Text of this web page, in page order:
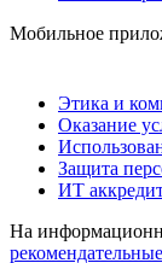
Мобильное
Этика и
Оказание
Защита
ИТ
На